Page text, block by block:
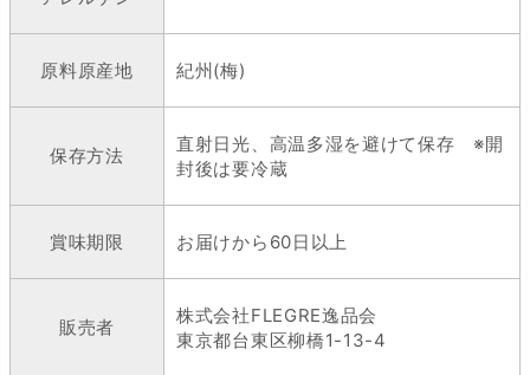
原料原産地 紀州(梅)
保存方法
直射日光、高温多湿を避けて保存 ※開
封後は要冷蔵
賞味期限 お届けから60日以上
販売者
株式会社FLEGRE逸品会
東京都台東区柳橋1-13-4